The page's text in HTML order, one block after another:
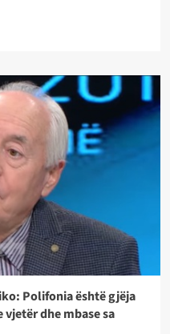
Polifonia është gjëja
vjetër dhe mbase sa